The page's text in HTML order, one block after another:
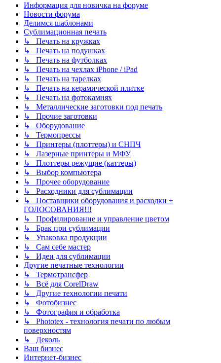
Информация для новичка на форуме
Новости форума
Делимся шаблонами
Сублимационная печать
↳ Печать на кружках
↳ Печать на подушках
↳ Печать на футболках
↳ Печать на чехлах iPhone / iPad
↳ Печать на тарелках
↳ Печать на керамической плитке
↳ Печать на фотокамнях
↳ Металлические заготовки под печать
↳ Прочие заготовки
↳ Оборудование
↳ Термопрессы
↳ Принтеры (плоттеры) и СНПЧ
↳ Лазерные принтеры и МФУ
↳ Плоттеры режущие (каттеры)
↳ Выбор компьютера
↳ Прочее оборудование
↳ Расходники для сублимации
↳ Поставщики оборудования и расходки +
ГОЛОСОВАНИЯ!!!
↳ Профилирование и управление цветом
↳ Брак при сублимации
↳ Упаковка продукции
↳ Сам себе мастер
↳ Идеи для сублимации
Другие печатные технологии
↳ Термотрансфер
↳ Всё для CorelDraw
↳ Другие технологии печати
↳ Фотобизнес
↳ Фотография и обработка
↳ Phototex - технология печати по любым
поверхностям
↳ Деколь
Ваш бизнес
Интернет-бизнес